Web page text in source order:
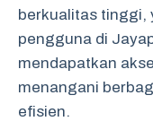
berkualitas tinggi,
pengguna di
mendapatkan
menangani
efisien.